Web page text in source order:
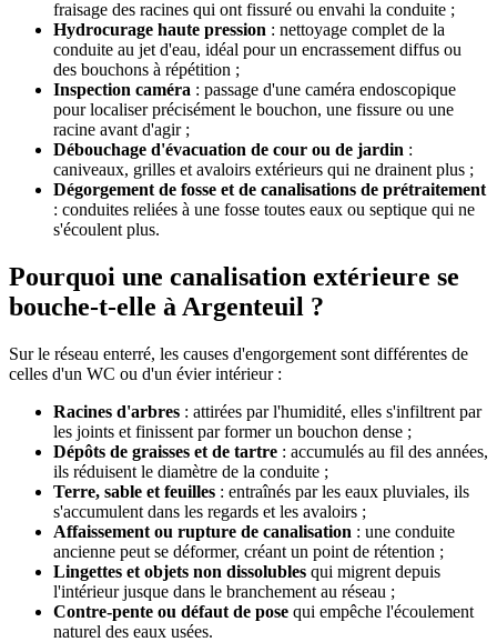
fraisage des racines qui ont fissuré ou envahi la conduite ;
Hydrocurage haute pression : nettoyage complet de la
conduite au jet d'eau, idéal pour un encrassement diffus ou
des bouchons à répétition ;
Inspection caméra : passage d'une caméra endoscopique
pour localiser précisément le bouchon, une fissure ou une
racine avant d'agir ;
Débouchage d'évacuation de cour ou de jardin :
caniveaux, grilles et avaloirs extérieurs qui ne drainent plus ;
Dégorgement de fosse et de canalisations de prétraitement
: conduites reliées à une fosse toutes eaux ou septique qui ne
s'écoulent plus.
Pourquoi une canalisation extérieure se
bouche-t-elle à Argenteuil ?
Sur le réseau enterré, les causes d'engorgement sont différentes de
celles d'un WC ou d'un évier intérieur :
Racines d'arbres : attirées par l'humidité, elles s'infiltrent par
les joints et finissent par former un bouchon dense ;
Dépôts de graisses et de tartre : accumulés au fil des années,
ils réduisent le diamètre de la conduite ;
Terre, sable et feuilles : entraînés par les eaux pluviales, ils
s'accumulent dans les regards et les avaloirs ;
Affaissement ou rupture de canalisation : une conduite
ancienne peut se déformer, créant un point de rétention ;
Lingettes et objets non dissolubles qui migrent depuis
l'intérieur jusque dans le branchement au réseau ;
Contre-pente ou défaut de pose qui empêche l'écoulement
naturel des eaux usées.